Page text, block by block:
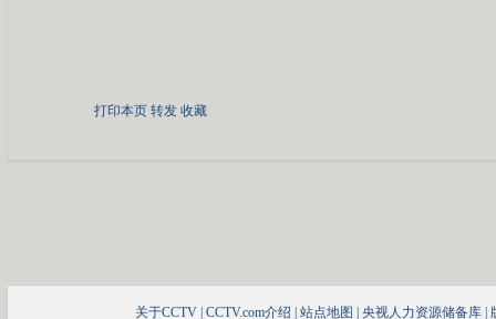
打印本页 转发 收藏
关于CCTV CCTV.com介绍 站点地图 央视人力资源储备库